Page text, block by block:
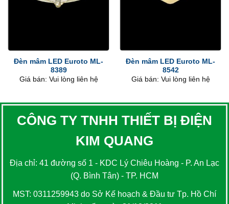
Đèn mâm LED Euroto ML-
8389
Giá bán: Vui lòng liên hệ
Đèn mâm LED Euroto ML-
8542
Giá bán: Vui lòng liên hệ
CÔNG TY TNHH THIẾT BỊ ĐIỆN
KIM QUANG
Địa chỉ: 41 đường số 1 - KDC Lý Chiêu Hoàng - P. An Lạc
(Q. Bình Tân) - TP. HCM
MST: 0311259943 do Sở Kế hoạch & Đầu tư Tp. Hồ Chí